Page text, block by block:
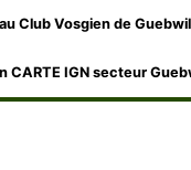
Club Vosgien de
CARTE IGN secteur